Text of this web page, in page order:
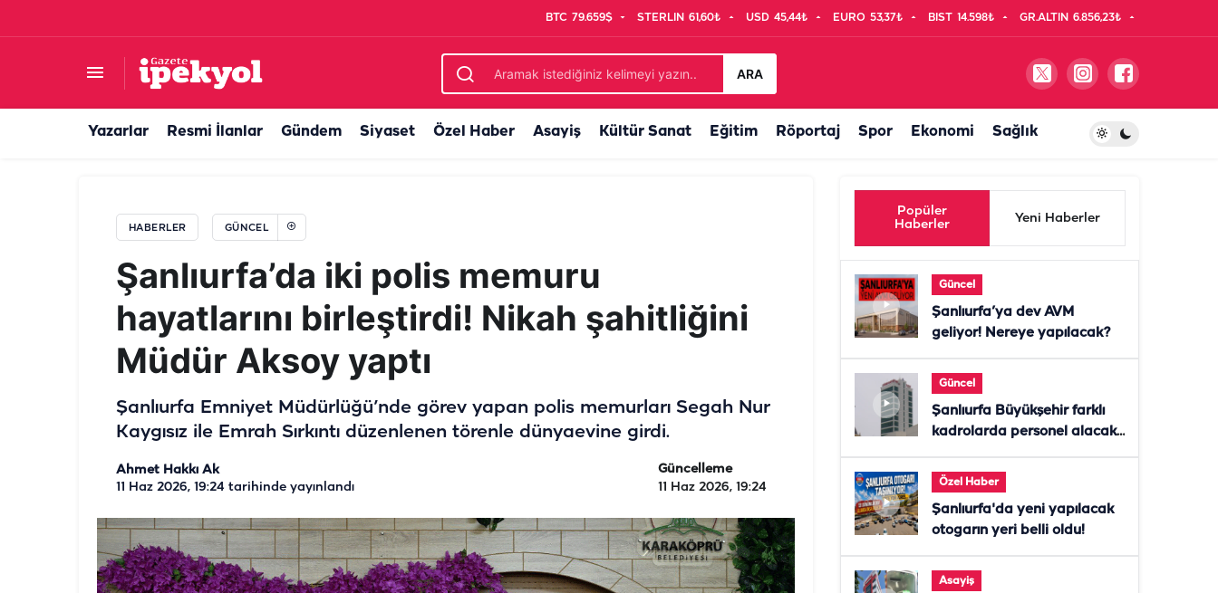
BTC 79.659$ STERLIN 61,60₺ USD 45,44₺ EURO 53,37₺ BIST 14.598₺ GR.ALTIN 6.856,23₺
ARA
Yazarlar Resmi İlanlar Gündem Siyaset Özel Haber Asayiş Kültür Sanat Eğitim Röportaj Spor Ekonomi Sağlık
HABERLER GÜNCEL
Şanlıurfa’da iki polis memuru
hayatlarını birleştirdi! Nikah şahitliğini
Müdür Aksoy yaptı
Şanlıurfa Emniyet Müdürlüğü’nde görev yapan polis memurları Segah Nur
Kaygısız ile Emrah Sırkıntı düzenlenen törenle dünyaevine girdi.
Ahmet Hakkı Ak
11 Haz 2026, 19:24 tarihinde yayınlandı
Güncelleme
11 Haz 2026, 19:24
Popüler
Haberler
Yeni Haberler
Güncel
Şanlıurfa’ya dev AVM
geliyor! Nereye yapılacak?
Güncel
Şanlıurfa Büyükşehir farklı
kadrolarda personel alacak!
Özel Haber
Şanlıurfa'da yeni yapılacak
otogarın yeri belli oldu!
Asayiş